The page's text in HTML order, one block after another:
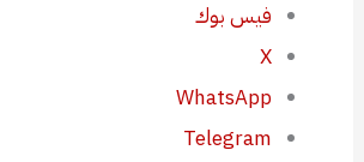
فيس بوك
X
WhatsApp
Telegram